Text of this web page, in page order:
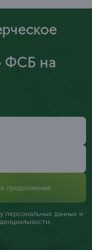
ФСБ на
предложение
персональных данных и
.